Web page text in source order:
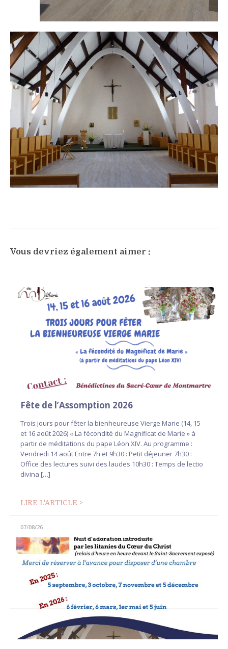
Vous devriez également aimer :
Fête de l’Assomption 2026
Trois jours pour fêter la bienheureuse Vierge Marie (14, 15
et 16 août 2026) « La fécondité du Magnificat de Marie » à
partir de méditations du pape Léon XIV. Au programme :
Vendredi 14 août Entre 7h et 9h30 : Petit déjeuner 7h30 :
Office des lectures suivi des laudes 10h30 : Temps de lectio
divina […]
LIRE L'ARTICLE >
07/08/26